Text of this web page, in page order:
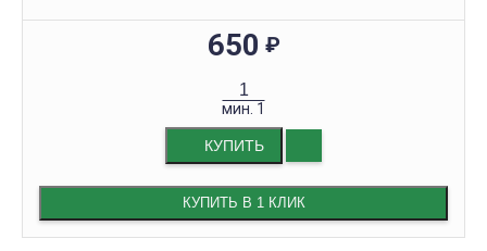
650 ₽
мин. 1
КУПИТЬ
КУПИТЬ В 1 КЛИК